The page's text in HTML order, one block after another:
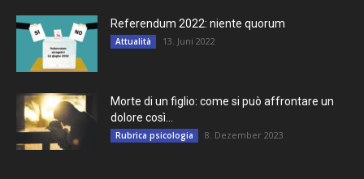
Referendum 2022: niente quorum
Attualità 13. Juni 2022
Morte di un figlio: come si può affrontare un
dolore così...
Rubrica psicologia 8. Dezember 2023